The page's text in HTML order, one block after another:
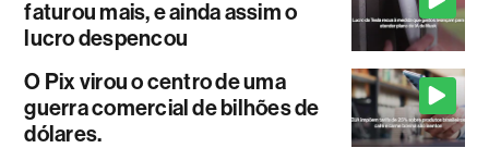
faturou mais, e ainda assim o
lucro despencou
O Pix virou o centro de uma
guerra comercial de bilhões de
dólares.